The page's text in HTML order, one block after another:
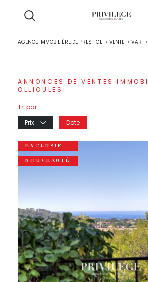
AGENCE IMMOBILIÈRE DE PRESTIGE VENTE VAR
ANNONCES DE VENTES IMMOBILIÈRES -
OLLIOULES
Tri par
Prix
Date
EXCLUSIF
NOUVEAUTÉ